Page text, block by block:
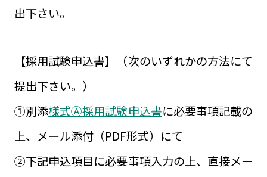
出下さい。
【採用試験申込書】（次のいずれかの方法にて
提出下さい。）
①別添様式Ⓐ採用試験申込書に必要事項記載の
上、メール添付（PDF形式）にて
②下記申込項目に必要事項入力の上、直接メー